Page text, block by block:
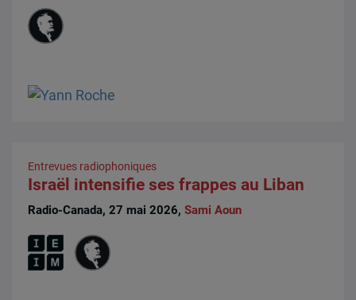
Entrevues radiophoniques
Israël intensifie ses frappes au Liban
Radio-Canada, 27 mai 2026,Sami Aoun